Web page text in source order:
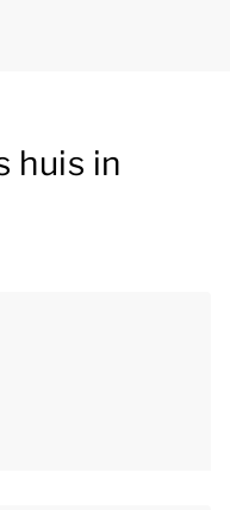
huis in